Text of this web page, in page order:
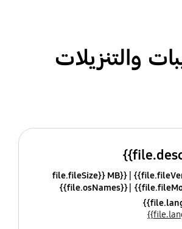
والتنزيلات
{{file.fileSize}} MB
{{file.osNames}}